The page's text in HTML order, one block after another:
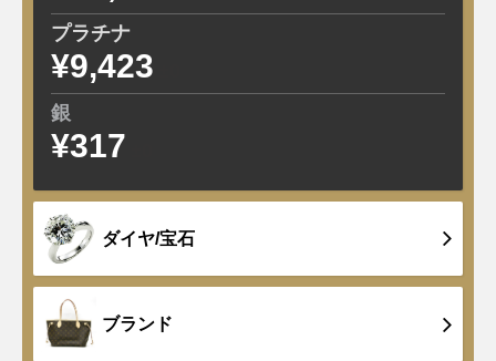
プラチナ
¥9,423
銀
¥317
ダイヤ/宝石
ブランド